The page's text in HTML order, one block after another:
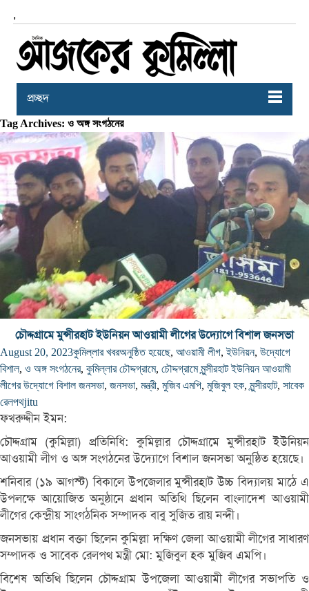
,
প্রচ্ছদ
Tag Archives: ও অঙ্গ সংগঠনের
চৌদ্দগ্রামে মুন্সীরহাট ইউনিয়ন আওয়ামী লীগের উদ্যোগে বিশাল জনসভা
August 20, 2023কুমিল্লার খবরঅনুষ্ঠিত হয়েছে, আওয়ামী লীগ,ইউনিয়ন, উদ্যোগে
বিশাল, ও অঙ্গ সংগঠনের, কুমিল্লার চৌদ্দগ্রামে, চৌদ্দগ্রামে মুন্সীরহাট ইউনিয়ন আওয়ামী
লীগের উদ্যোগে বিশাল জনসভা, জনসভা, মন্ত্রী, মুজিব এমপি, মুজিবুল হক, মুন্সীরহাট, সাবেক
রেলপথjitu
ফখরুদ্দীন ইমন:
চৌদ্দগ্রাম (কুমিল্লা) প্রতিনিধি: কুমিল্লার চৌদ্দগ্রামে মুন্সীরহাট ইউনিয়ন
আওয়ামী লীগ ও অঙ্গ সংগঠনের উদ্যোগে বিশাল জনসভা অনুষ্ঠিত হয়েছে।
শনিবার (১৯ আগস্ট) বিকালে উপজেলার মুন্সীরহাট উচ্চ বিদ্যালয় মাঠে এ
উপলক্ষে আয়োজিত অনুষ্ঠানে প্রধান অতিথি ছিলেন বাংলাদেশ আওয়ামী
লীগের কেন্দ্রীয় সাংগঠনিক সম্পাদক বাবু সুজিত রায় নন্দী।
জনসভায় প্রধান বক্তা ছিলেন কুমিল্লা দক্ষিণ জেলা আওয়ামী লীগের সাধারণ
সম্পাদক ও সাবেক রেলপথ মন্ত্রী মো: মুজিবুল হক মুজিব এমপি।
বিশেষ অতিথি ছিলেন চৌদ্দগ্রাম উপজেলা আওয়ামী লীগের সভাপতি ও